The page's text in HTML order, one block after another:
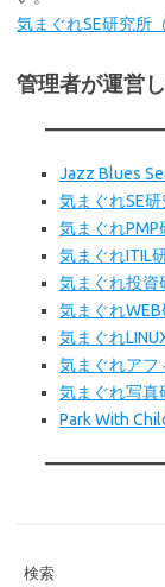
気まぐれSE研究所
管理者が運営
Jazz Blues
気まぐれSE
気まぐれPMP
気まぐれITIL
気まぐれ投資
気まぐれWEB
気まぐれ
気まぐれアフ
気まぐれ写真
Park With
検索